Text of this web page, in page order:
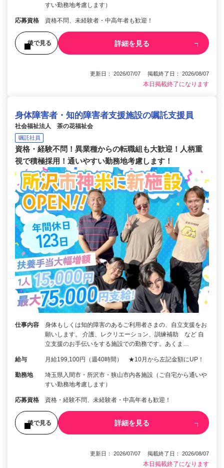
すい勤務地考慮します）
応募資格 資格不問、未経験者・中高年者も歓迎！
後で見る 詳細を見る
更新日： 2026/07/07 掲載終了日： 2026/08/07
本日掲載終了になります
身体障害者・知的障害者支援施設の嘱託支援員
社会福祉法人 茶の花福祉会
嘱託社員
資格・経験不問！異業種からの転職組も大歓迎！人柄重
視で積極採用！通いやすい勤務地考慮します！
仕事内容
身体もしくは知的障害のあるご利用者さまの、自立支援をお
願いします。 介護、レクリエーション、訓練補助 など 自
立支援のお手伝いをする施設での勤務です。あくま…
給与 月給199,100円（週40時間） ★10月から左記金額にUP！
勤務地
埼玉県入間市・所沢市・狭山市内各施設（ご自宅から通いや
すい勤務地考慮します）
応募資格 資格・経験不問、未経験者・中高年者も歓迎！
後で見る 詳細を見る
更新日： 2026/07/07 掲載終了日： 2026/08/07
本日掲載終了になります